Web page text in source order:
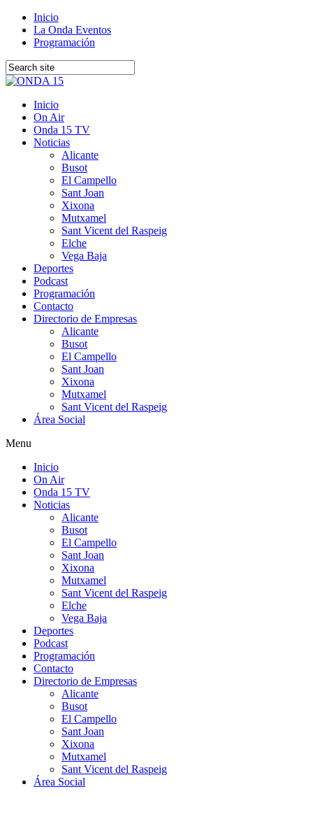
Inicio
La Onda Eventos
Programación
Inicio
On Air
Onda 15 TV
Noticias
Alicante
Busot
El Campello
Sant Joan
Xixona
Mutxamel
Sant Vicent del Raspeig
Elche
Vega Baja
Deportes
Podcast
Programación
Contacto
Directorio de Empresas
Alicante
Busot
El Campello
Sant Joan
Xixona
Mutxamel
Sant Vicent del Raspeig
Área Social
Menu
Inicio
On Air
Onda 15 TV
Noticias
Alicante
Busot
El Campello
Sant Joan
Xixona
Mutxamel
Sant Vicent del Raspeig
Elche
Vega Baja
Deportes
Podcast
Programación
Contacto
Directorio de Empresas
Alicante
Busot
El Campello
Sant Joan
Xixona
Mutxamel
Sant Vicent del Raspeig
Área Social